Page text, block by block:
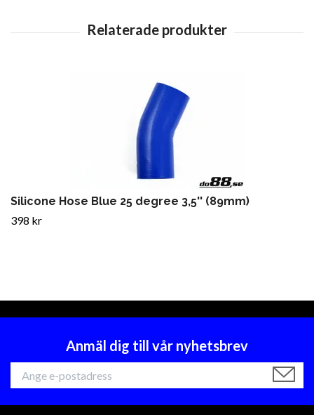
Silicone Hose Blue 25 degree 3,5'' (89mm)
398 kr
Anmäl dig till vår nyhetsbrev